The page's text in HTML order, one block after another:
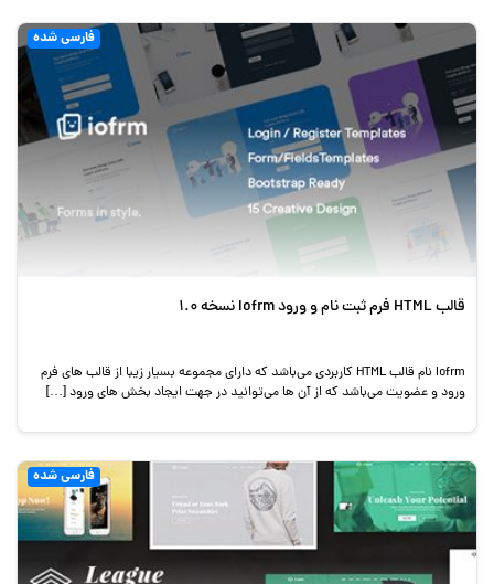
فارسی شده
قالب HTML فرم ثبت نام و ورود Iofrm نسخه 1.0
Iofrm نام قالب HTML کاربردی می‌باشد که دارای مجموعه بسیار زیبا از قالب های فرم
ورود و عضویت می‌باشد که از آن ها می‌توانید در جهت ایجاد بخش های ورود […]
فارسی شده